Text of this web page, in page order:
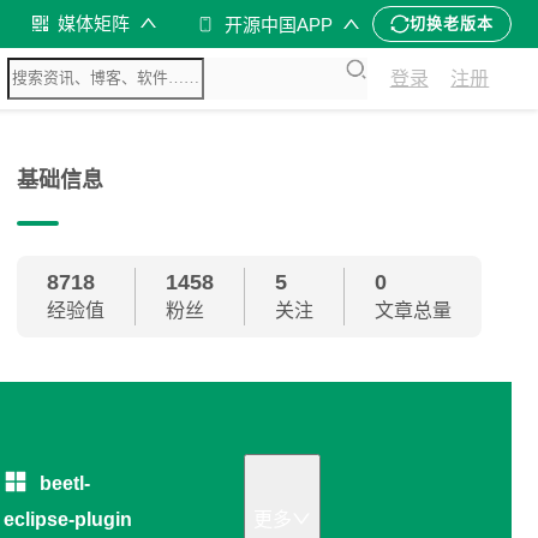
媒体矩阵 开源中国APP 切换老版本
登录 注册
基础信息
8718
经验值
1458
粉丝
5
关注
0
文章总量
beetl-
eclipse-plugin